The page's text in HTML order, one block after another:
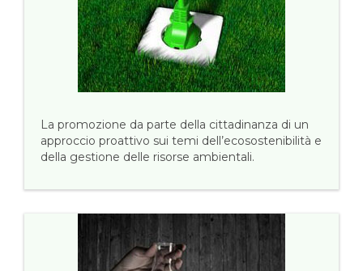
La promozione da parte della cittadinanza di un
approccio proattivo sui temi dell’ecosostenibilità e
della gestione delle risorse ambientali.